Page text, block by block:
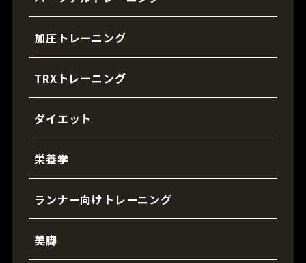
加圧トレーニング
TRXトレーニング
ダイエット
栄養学
ランナー向けトレーニング
美脚